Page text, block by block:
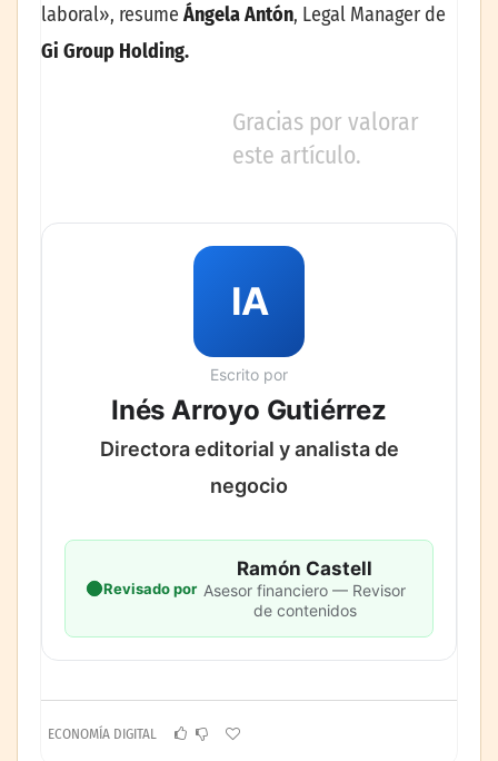
laboral», resume Ángela Antón, Legal Manager de
Gi Group Holding.
Gracias por valorar
este artículo.
IA
Escrito por
Inés Arroyo Gutiérrez
Directora editorial y analista de
negocio
Revisado por
Ramón Castell
Asesor financiero — Revisor
de contenidos
ECONOMÍA DIGITAL